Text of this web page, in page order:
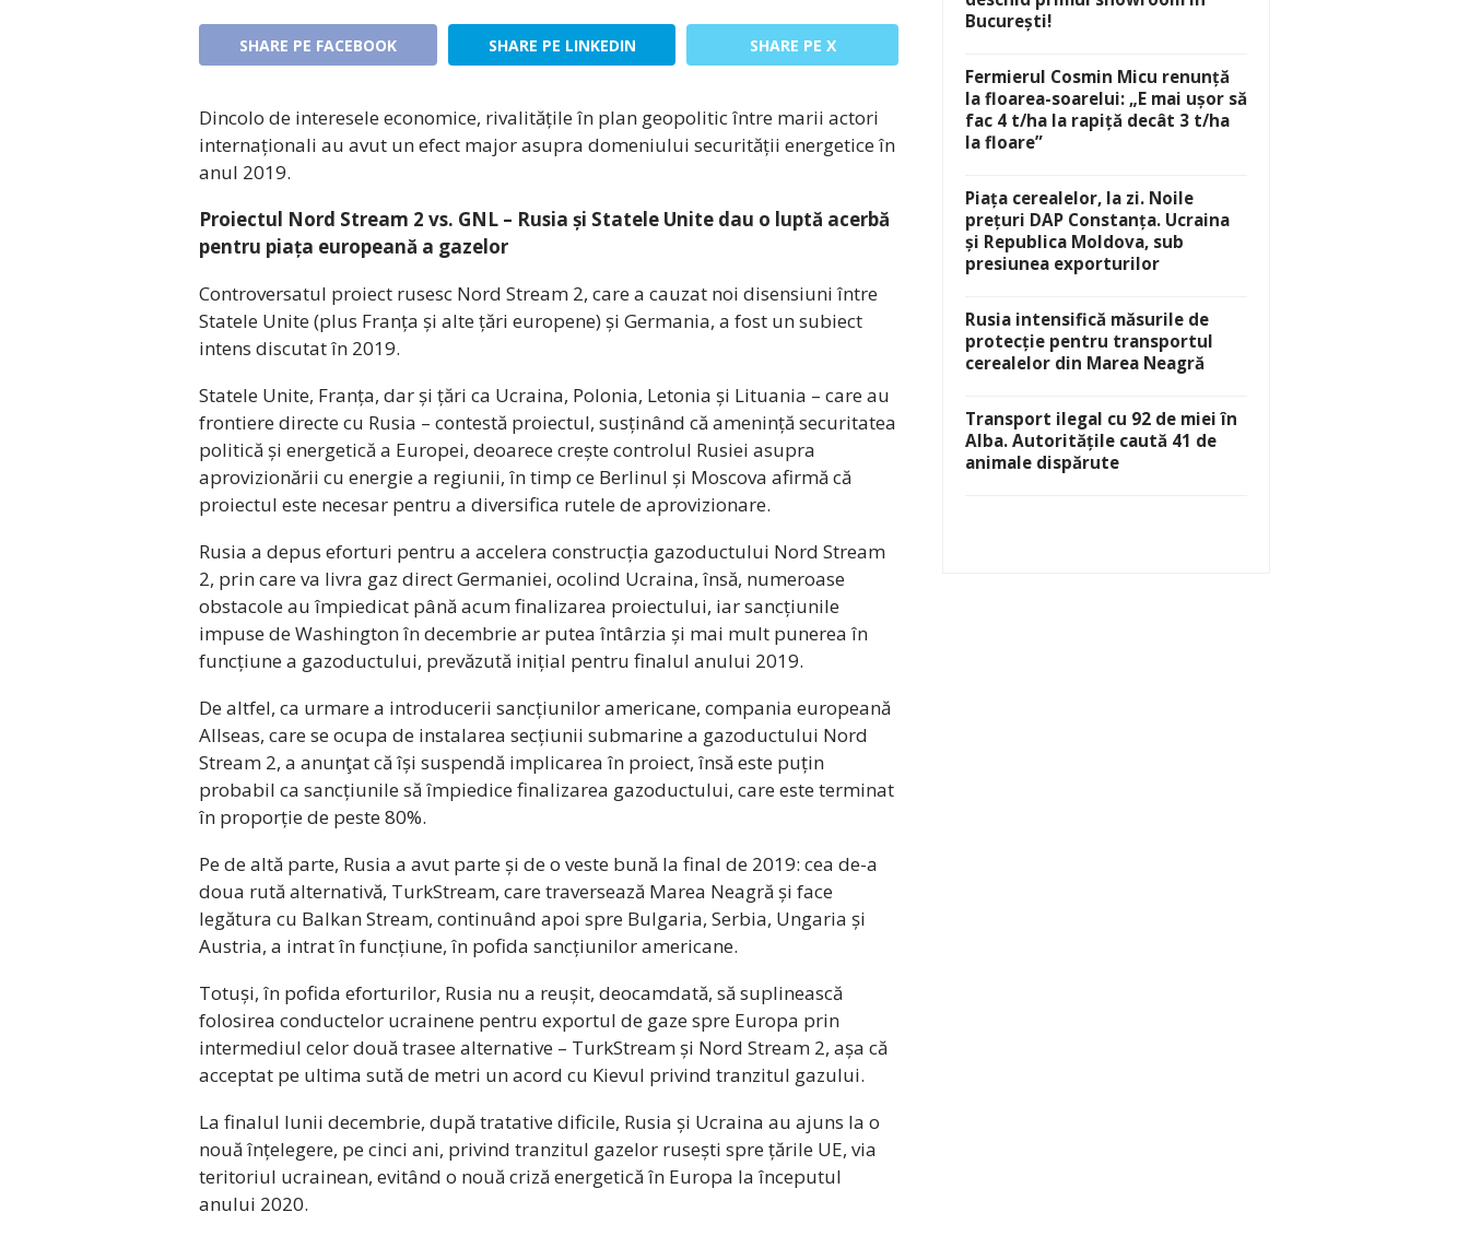
SHARE PE FACEBOOK SHARE PE LINKEDIN SHARE PE X
Dincolo de interesele economice, rivalitățile în plan geopolitic între marii actori
internaționali au avut un efect major asupra domeniului securității energetice în
anul 2019.
Proiectul Nord Stream 2 vs. GNL – Rusia și Statele Unite dau o luptă acerbă
pentru piața europeană a gazelor
Controversatul proiect rusesc Nord Stream 2, care a cauzat noi disensiuni între
Statele Unite (plus Franța și alte țări europene) și Germania, a fost un subiect
intens discutat în 2019.
Statele Unite, Franța, dar și țări ca Ucraina, Polonia, Letonia și Lituania – care au
frontiere directe cu Rusia – contestă proiectul, susținând că amenință securitatea
politică și energetică a Europei, deoarece crește controlul Rusiei asupra
aprovizionării cu energie a regiunii, în timp ce Berlinul și Moscova afirmă că
proiectul este necesar pentru a diversifica rutele de aprovizionare.
Rusia a depus eforturi pentru a accelera construcția gazoductului Nord Stream
2, prin care va livra gaz direct Germaniei, ocolind Ucraina, însă, numeroase
obstacole au împiedicat până acum finalizarea proiectului, iar sancțiunile
impuse de Washington în decembrie ar putea întârzia și mai mult punerea în
funcțiune a gazoductului, prevăzută inițial pentru finalul anului 2019.
De altfel, ca urmare a introducerii sancțiunilor americane, compania europeană
Allseas, care se ocupa de instalarea secțiunii submarine a gazoductului Nord
Stream 2, a anunţat că își suspendă implicarea în proiect, însă este puțin
probabil ca sancțiunile să împiedice finalizarea gazoductului, care este terminat
în proporție de peste 80%.
Pe de altă parte, Rusia a avut parte și de o veste bună la final de 2019: cea de-a
doua rută alternativă, TurkStream, care traversează Marea Neagră și face
legătura cu Balkan Stream, continuând apoi spre Bulgaria, Serbia, Ungaria și
Austria, a intrat în funcțiune, în pofida sancțiunilor americane.
Totuși, în pofida eforturilor, Rusia nu a reușit, deocamdată, să suplinească
folosirea conductelor ucrainene pentru exportul de gaze spre Europa prin
intermediul celor două trasee alternative – TurkStream și Nord Stream 2, așa că
acceptat pe ultima sută de metri un acord cu Kievul privind tranzitul gazului.
La finalul lunii decembrie, după tratative dificile, Rusia și Ucraina au ajuns la o
nouă înțelegere, pe cinci ani, privind tranzitul gazelor rusești spre țările UE, via
teritoriul ucrainean, evitând o nouă criză energetică în Europa la începutul
anului 2020.
București!
Fermierul Cosmin Micu renunță
la floarea-soarelui: „E mai ușor să
fac 4 t/ha la rapiță decât 3 t/ha
la floare”
Piața cerealelor, la zi. Noile
prețuri DAP Constanța. Ucraina
și Republica Moldova, sub
presiunea exporturilor
Rusia intensifică măsurile de
protecție pentru transportul
cerealelor din Marea Neagră
Transport ilegal cu 92 de miei în
Alba. Autoritățile caută 41 de
animale dispărute